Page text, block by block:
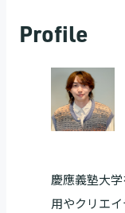
Profile
慶應義塾大
用やクリエ